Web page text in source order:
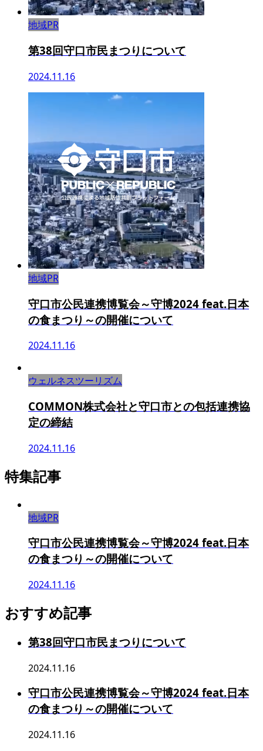
地域PR
第38回守口市民まつりについて
2024.11.16
地域PR
守口市公民連携博覧会～守博2024 feat.日本
の食まつり～の開催について
2024.11.16
ウェルネスツーリズム
COMMON株式会社と守口市との包括連携協
定の締結
2024.11.16
特集記事
地域PR
守口市公民連携博覧会～守博2024 feat.日本
の食まつり～の開催について
2024.11.16
おすすめ記事
第38回守口市民まつりについて
2024.11.16
守口市公民連携博覧会～守博2024 feat.日本
の食まつり～の開催について
2024.11.16